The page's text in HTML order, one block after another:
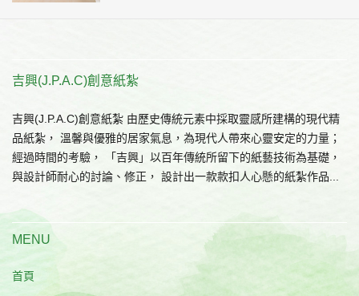
吉興(J.P.A.C)創意紙紮
吉興(J.P.A.C)創意紙紮 由歷史傳統元素中採取靈感所建構的現代精
品紙紮， 溫馨與優雅的居家氣息，為現代人帶來心靈安定的力量；
經過時間的考驗， 「吉興」以百年傳統所留下的紙藝技術為基礎，
與設計師耐心的討論、修正， 設計出一款款扣人心懸的紙紮作品...
MENU
首頁